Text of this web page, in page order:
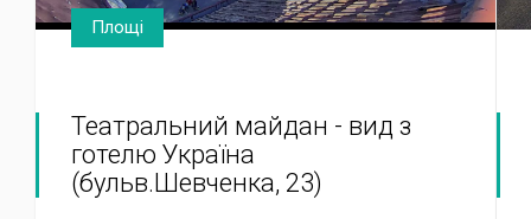
Площі
Театральний майдан - вид з
готелю Україна
(бульв.Шевченка, 23)